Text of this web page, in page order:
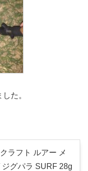
た。
ラフト ルアー メ
ジグパラ SURF 28g